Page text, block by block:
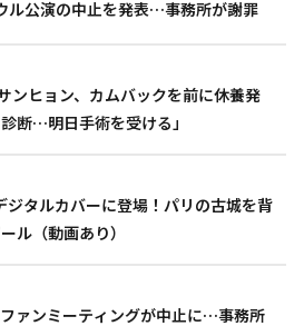
ル公演の中止を発表…事務所が謝罪
ンヒョン、カムバックを前に休養発
断…明日手術を受ける」
ジタルカバーに登場！パリの古城を背
ル（動画あり）
ァンミーティングが中止に…事務所